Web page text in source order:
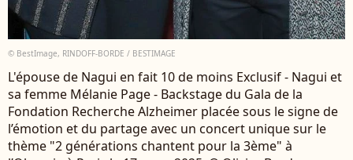
© BestImage, RINDOFF-BORDE / BESTIMAGE
L'épouse de Nagui en fait 10 de moins Exclusif - Nagui et
sa femme Mélanie Page - Backstage du Gala de la
Fondation Recherche Alzheimer placée sous le signe de
l’émotion et du partage avec un concert unique sur le
thème "2 générations chantent pour la 3ème" à